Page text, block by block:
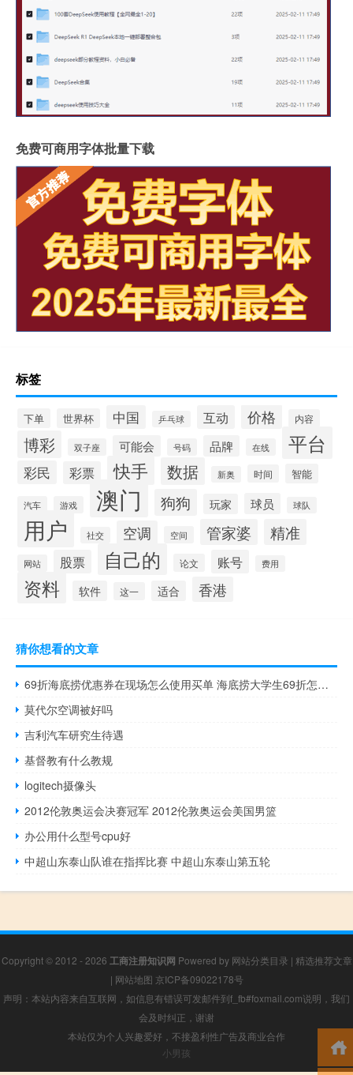
免费可商用字体批量下载
标签
下单 世界杯 中国 乒乓球 互动 价格 内容
博彩 双子座 可能会 号码 品牌 在线 平台
彩民 彩票 快手 数据 新奥 时间 智能
汽车 游戏 澳门 狗狗 玩家 球员 球队
用户 社交 空调 空间 管家婆 精准
网站 股票 自己的 论文 账号 费用
资料 软件 这一 适合 香港
猜你想看的文章
69折海底捞优惠券在现场怎么使用买单 海底捞大学生69折怎么用
莫代尔空调被好吗
吉利汽车研究生待遇
基督教有什么教规
logitech摄像头
2012伦敦奥运会决赛冠军 2012伦敦奥运会美国男篮
办公用什么型号cpu好
中超山东泰山队谁在指挥比赛 中超山东泰山第五轮
Copyright © 2012 - 2026 工商注册知识网 Powered by 网站分类目录 | 精选推荐文章
| 网站地图 京ICP备09022178号
声明：本站内容来自互联网，如信息有错误可发邮件到f_fb#foxmail.com说明，我们
会及时纠正，谢谢
本站仅为个人兴趣爱好，不接盈利性广告及商业合作
小男孩